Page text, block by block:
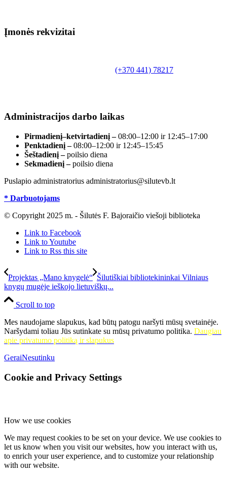
Įmonės rekvizitai
(+370 441) 78217
Administracijos darbo laikas
Pirmadienį–ketvirtadienį –08:00–12:00 ir 12:45–17:00
Penktadienį –08:00–12:00 ir 12:45–15:45
Šeštadienį –poilsio diena
Sekmadienį –poilsio diena
Puslapio administratorius administratorius@silutevb.lt
* Darbuotojams
© Copyright 2025 m. - Šilutės F. Bajoraičio viešoji biblioteka
Link to Facebook
Link to Youtube
Link to Rss this site
Projektas „Mano knygelė“ Šilutiškiai bibliotekininkai Vilniaus
knygų mugėje ieškojo lietuviškų...
Scroll to top
Mes naudojame slapukus, kad būtų patogu naršyti mūsų svetainėje.
Naršydami toliau Jūs sutinkate su mūsų privatumo politika. Daugiau
apie privatumo politiką ir slapukus
GeraiNesutinku
Cookie and Privacy Settings
How we use cookies
We may request cookies to be set on your device. We use cookies to
let us know when you visit our websites, how you interact with us,
to enrich your user experience, and to customize your relationship
with our website.